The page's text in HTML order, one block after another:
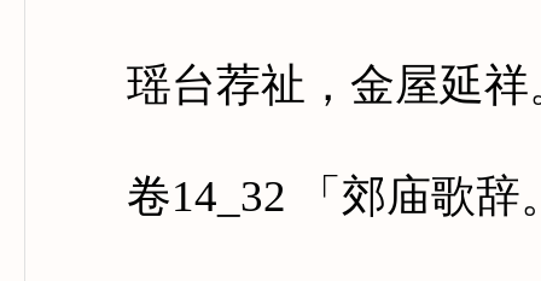
瑶台荐祉，金屋延祥
卷14_32 「郊庙歌辞